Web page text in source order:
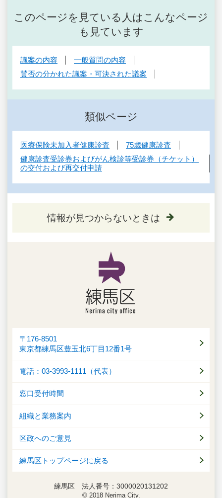
このページを見ている人はこんなページ
も見ています
議案の内容
一般質問の内容
賛否の分かれた議案・可決された議案
類似ページ
医療保険未加入者健康診査
75歳健康診査
健康診査受診券およびがん検診等受診券（チケット）
の交付および再交付申請
情報が見つからないときは
〒176-8501
東京都練馬区豊玉北6丁目12番1号
電話：03-3993-1111（代表）
窓口受付時間
組織と業務案内
区政へのご意見
練馬区トップページに戻る
練馬区 法人番号：3000020131202
© 2018 Nerima City.